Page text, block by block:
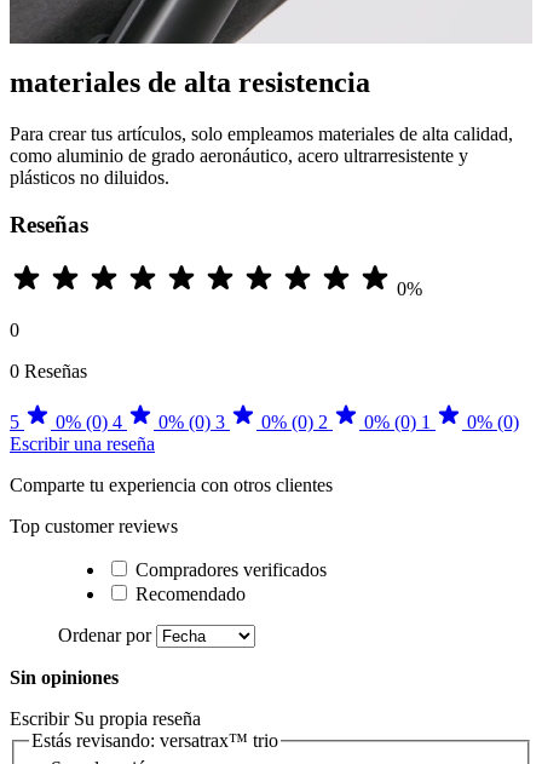
materiales de alta resistencia
Para crear tus artículos, solo empleamos materiales de alta calidad,
como aluminio de grado aeronáutico, acero ultrarresistente y
plásticos no diluidos.
Reseñas
0%
0
0 Reseñas
5 0% (0) 4 0% (0) 3 0% (0) 2 0% (0) 1
0% (0)
Escribir una reseña
Comparte tu experiencia con otros clientes
Top customer reviews
Compradores verificados
Recomendado
Ordenar por
Sin opiniones
Escribir Su propia reseña
Estás revisando: versatrax™ trio